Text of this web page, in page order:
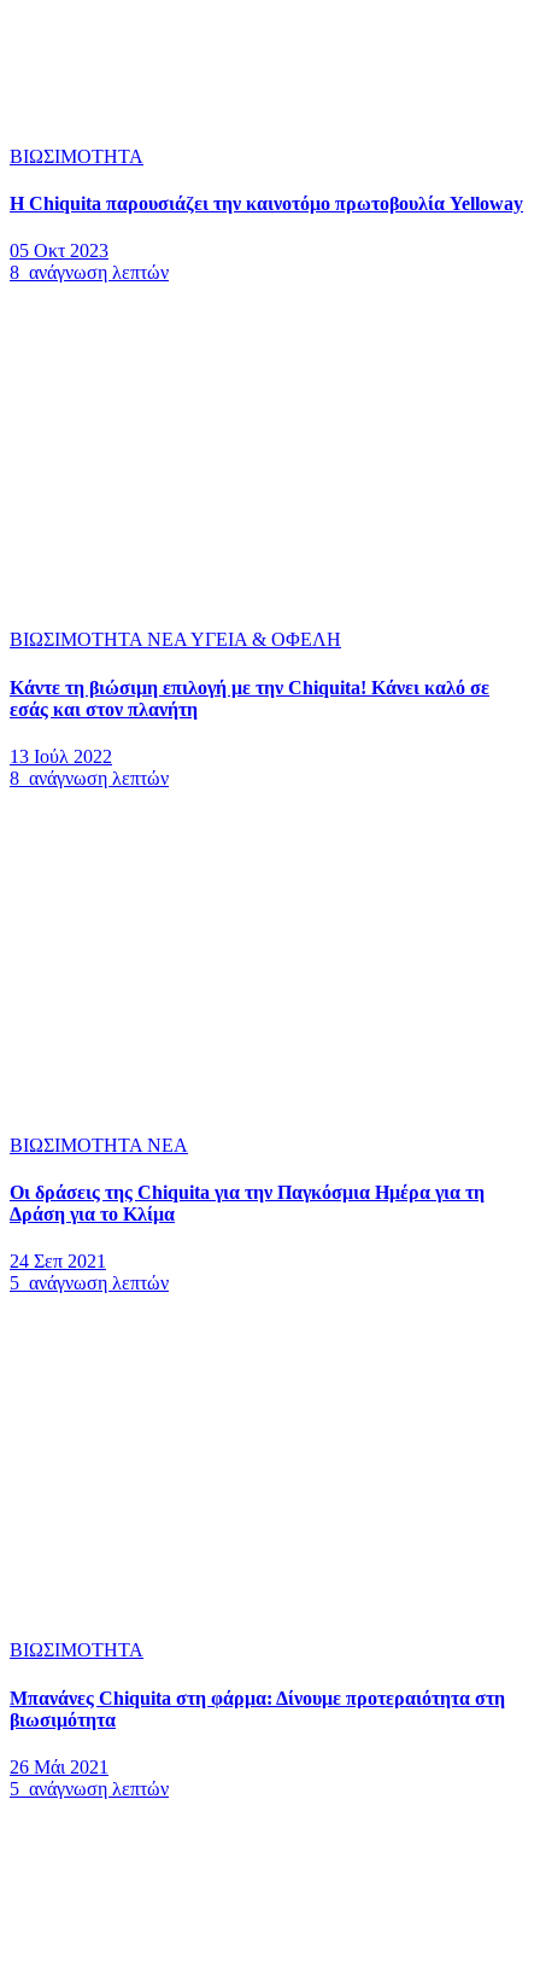
ΒΙΩΣΙΜΟΤΗΤΑ
Η Chiquita παρουσιάζει την καινοτόμο πρωτοβουλία Yelloway
05 Οκτ 2023
8 ανάγνωση λεπτών
ΒΙΩΣΙΜΟΤΗΤΑ ΝΕΑΥΓΕΙΑ & ΟΦΕΛΗ
Κάντε τη βιώσιμη επιλογή με την Chiquita! Κάνει καλό σε
εσάς και στον πλανήτη
13 Ιούλ 2022
8 ανάγνωση λεπτών
ΒΙΩΣΙΜΟΤΗΤΑ ΝΕΑ
Οι δράσεις της Chiquita για την Παγκόσμια Ημέρα για τη
Δράση για το Κλίμα
24 Σεπ 2021
5 ανάγνωση λεπτών
ΒΙΩΣΙΜΟΤΗΤΑ
Μπανάνες Chiquita στη φάρμα: Δίνουμε προτεραιότητα στη
βιωσιμότητα
26 Μάι 2021
5 ανάγνωση λεπτών